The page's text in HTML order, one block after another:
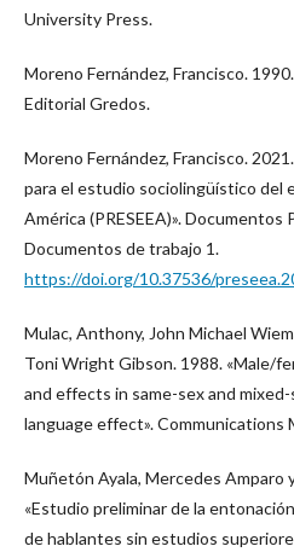
University Press.
Moreno Fernández, Francisco.
Editorial Gredos.
Moreno Fernández, Francisco.
para el estudio sociolingüístico del
América (PRESEEA)». Documentos
Documentos de trabajo 1.
https://doi.org/10.37536/
Mulac, Anthony, John Michael
Toni Wright Gibson. 1988. «Male/
and effects in same-sex and
language effect». Communications
Muñetón Ayala, Mercedes Amparo
«Estudio preliminar de la
de hablantes sin estudios